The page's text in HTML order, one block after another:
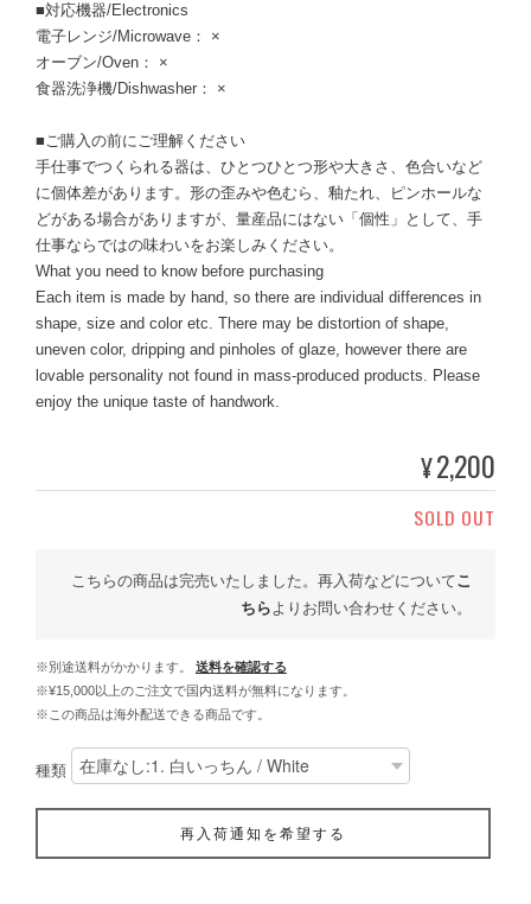
■対応機器/Electronics
電子レンジ/Microwave： ×
オーブン/Oven： ×
食器洗浄機/Dishwasher： ×
■ご購入の前にご理解ください
手仕事でつくられる器は、ひとつひとつ形や大きさ、色合いなど
に個体差があります。形の歪みや色むら、釉たれ、ピンホールな
どがある場合がありますが、量産品にはない「個性」として、手
仕事ならではの味わいをお楽しみください。
What you need to know before purchasing
Each item is made by hand, so there are individual differences in
shape, size and color etc. There may be distortion of shape,
uneven color, dripping and pinholes of glaze, however there are
lovable personality not found in mass-produced products. Please
enjoy the unique taste of handwork.
¥2,200
SOLD OUT
こちらの商品は完売いたしました。再入荷などについてこ
ちらよりお問い合わせください。
※別途送料がかかります。
送料を確認する
※¥15,000以上のご注文で国内送料が無料になります。
※この商品は海外配送できる商品です。
種類
再入荷通知を希望する